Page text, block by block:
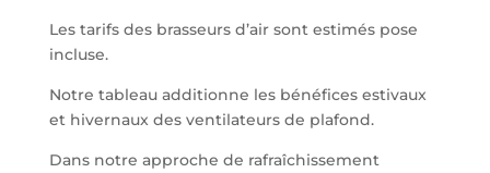
Les tarifs des brasseurs d’air sont estimés pose
incluse.
Notre tableau additionne les bénéfices estivaux
et hivernaux des ventilateurs de plafond.
Dans notre approche de rafraîchissement